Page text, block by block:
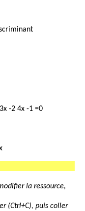
3x -2 4x -1 =0
la ressource,
(Ctrl+C), puis coller